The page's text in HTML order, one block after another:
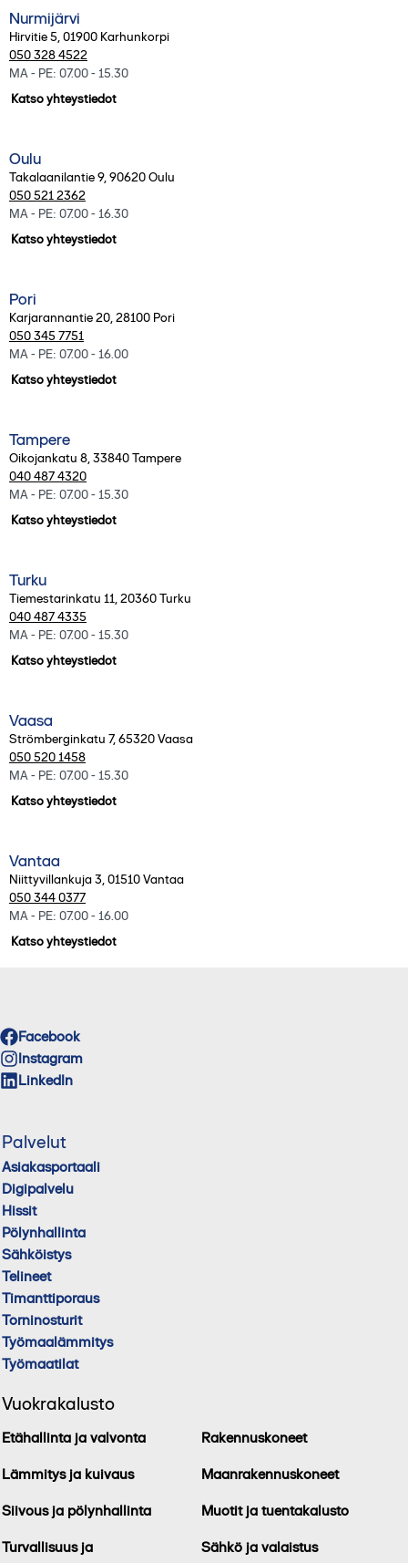
Nurmijärvi
Hirvitie 5,01900 Karhunkorpi
050 328 4522
MA - PE: 07.00 - 15.30
Katso yhteystiedot
Oulu
Takalaanilantie 9,90620Oulu
050 521 2362
MA - PE: 07.00 - 16.30
Katso yhteystiedot
Pori
Karjarannantie 20,28100 Pori
050 345 7751
MA - PE: 07.00 - 16.00
Katso yhteystiedot
Tampere
Oikojankatu 8,33840Tampere
040 487 4320
MA - PE: 07.00 - 15.30
Katso yhteystiedot
Turku
Tiemestarinkatu 11,20360Turku
040 487 4335
MA - PE: 07.00 - 15.30
Katso yhteystiedot
Vaasa
Strömberginkatu 7,65320Vaasa
050 520 1458
MA - PE: 07.00 - 15.30
Katso yhteystiedot
Vantaa
Niittyvillankuja 3,01510Vantaa
050 344 0377
MA - PE: 07.00 - 16.00
Katso yhteystiedot
Facebook
Instagram
LinkedIn
Palvelut
Asiakasportaali
Digipalvelu
Hissit
Pölynhallinta
Sähköistys
Telineet
Timanttiporaus
Torninosturit
Työmaalämmitys
Työmaatilat
Vuokrakalusto
Etähallinta ja valvonta
Lämmitys ja kuivaus
Siivous ja pölynhallinta
Turvallisuus ja
Rakennuskoneet
Maanrakennuskoneet
Muotit ja tuentakalusto
Sähkö ja valaistus